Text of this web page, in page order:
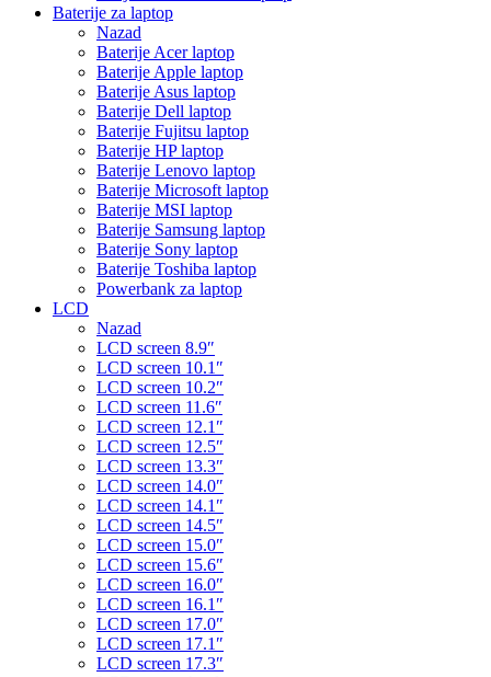
Baterije za laptop
Nazad
Baterije Acer laptop
Baterije Apple laptop
Baterije Asus laptop
Baterije Dell laptop
Baterije Fujitsu laptop
Baterije HP laptop
Baterije Lenovo laptop
Baterije Microsoft laptop
Baterije MSI laptop
Baterije Samsung laptop
Baterije Sony laptop
Baterije Toshiba laptop
Powerbank za laptop
LCD
Nazad
LCD screen 8.9″
LCD screen 10.1″
LCD screen 10.2″
LCD screen 11.6″
LCD screen 12.1″
LCD screen 12.5″
LCD screen 13.3″
LCD screen 14.0″
LCD screen 14.1″
LCD screen 14.5″
LCD screen 15.0″
LCD screen 15.6″
LCD screen 16.0″
LCD screen 16.1″
LCD screen 17.0″
LCD screen 17.1″
LCD screen 17.3″